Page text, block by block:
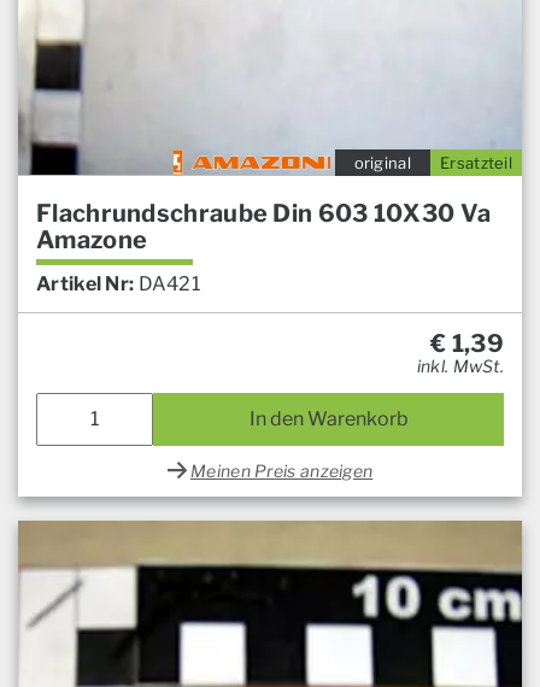
Ersatzteil
original
Flachrundschraube Din 603 10X30 Va
Amazone
Artikel Nr: DA421
€ 1,39
inkl. MwSt.
In den Warenkorb
Meinen Preis anzeigen